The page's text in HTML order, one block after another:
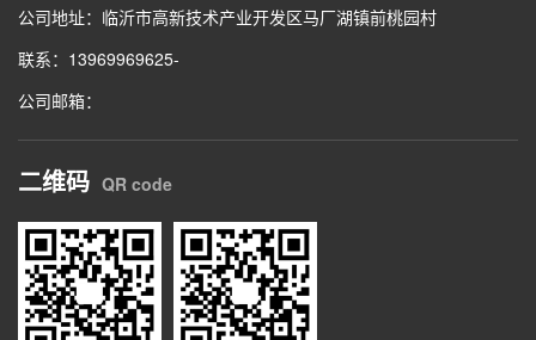
公司地址：临沂市高新技术产业开发区马厂湖镇前桃园村
联系：13969969625-
公司邮箱：
二维码 QR code